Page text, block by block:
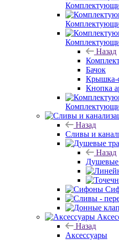
Назад
Бачок
Крышка-
Кнопка
Назад
Сливы и
Назад
Назад
Аксессуары